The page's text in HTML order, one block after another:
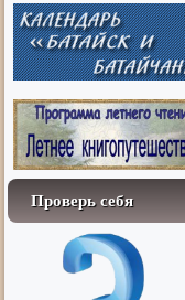
Проверь себя